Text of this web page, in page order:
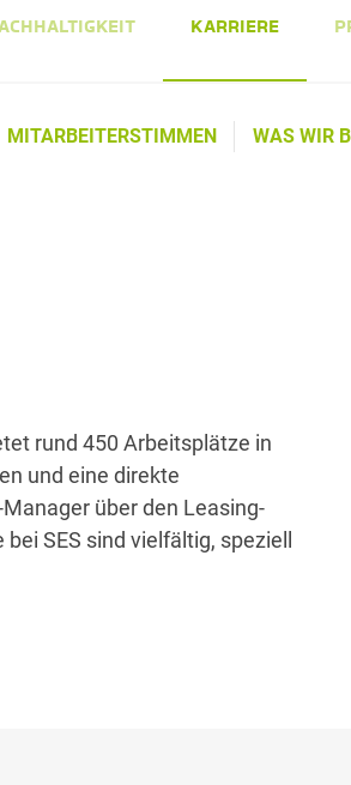
KARRIERE
MITARBEITERSTIMMEN WAS WIR
rund 450 Arbeitsplätze in
und eine direkte
über den Leasing-
SES sind vielfältig, speziell